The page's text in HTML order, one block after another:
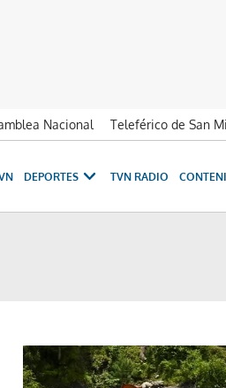
Nacional Teleférico de San
DEPORTES TVN RADIO